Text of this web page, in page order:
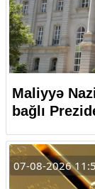
Maliyyə
bağlı
07-08-2026